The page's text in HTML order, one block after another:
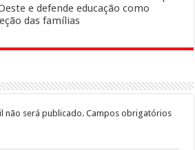
e defende educação como
das famílias
não será publicado. Campos obrigatórios